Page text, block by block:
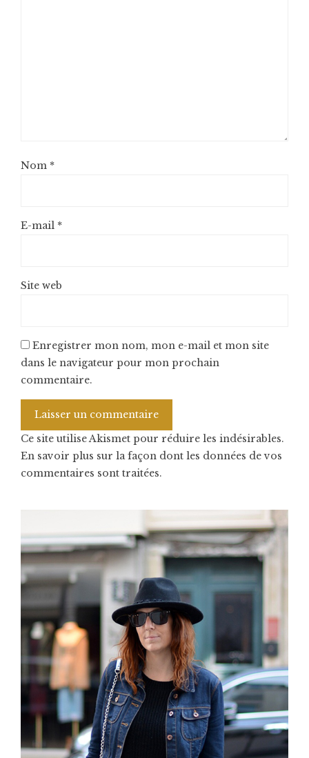
Nom *
E-mail *
Site web
Enregistrer mon nom, mon e-mail et mon site
dans le navigateur pour mon prochain
commentaire.
Ce site utilise Akismet pour réduire les indésirables.
En savoir plus sur la façon dont les données de vos
commentaires sont traitées.